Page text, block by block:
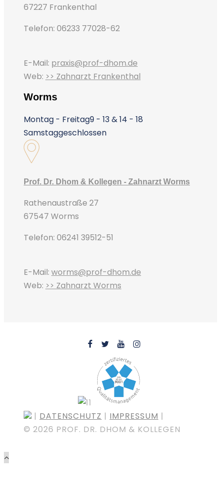
67227 Frankenthal
Telefon: 06233 77028-62
E-Mail: praxis@prof-dhom.de
Web: >> Zahnarzt Frankenthal
Worms
Montag - Freitag9 - 13 & 14 - 18
Samstaggeschlossen
Prof. Dr. Dhom & Kollegen - Zahnarzt Worms
Rathenaustraße 27
67547 Worms
Telefon: 06241 39512-51
E-Mail: worms@prof-dhom.de
Web: >> Zahnarzt Worms
| DATENSCHUTZ | IMPRESSUM |
© 2026 PROF. DR. DHOM & KOLLEGEN